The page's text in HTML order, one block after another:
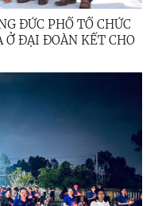
ĐỨC PHỔ TỔ CHỨC
Ở ĐẠI ĐOÀN KẾT CHO